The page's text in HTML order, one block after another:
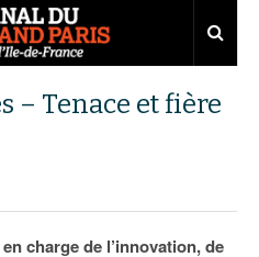
– Tenace et fière
charge de l’innovation, de